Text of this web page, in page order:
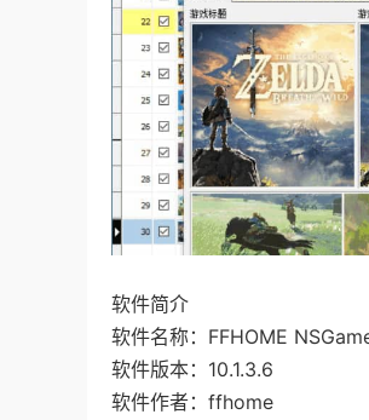
软件简介
软件名称：FFHOME
软件版本：10.1.3.6
软件作者：ffhome